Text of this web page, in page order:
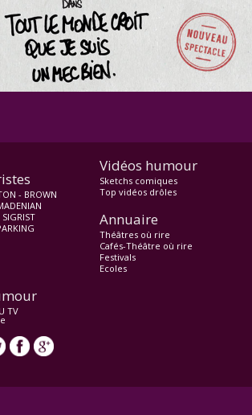
- BROWN
Vidéos humour
Sketchs comiques
Top vidéos drôles
Annuaire
Théâtres où rire
Cafés-Théâtre où rire
Festivals
Ecoles
TV